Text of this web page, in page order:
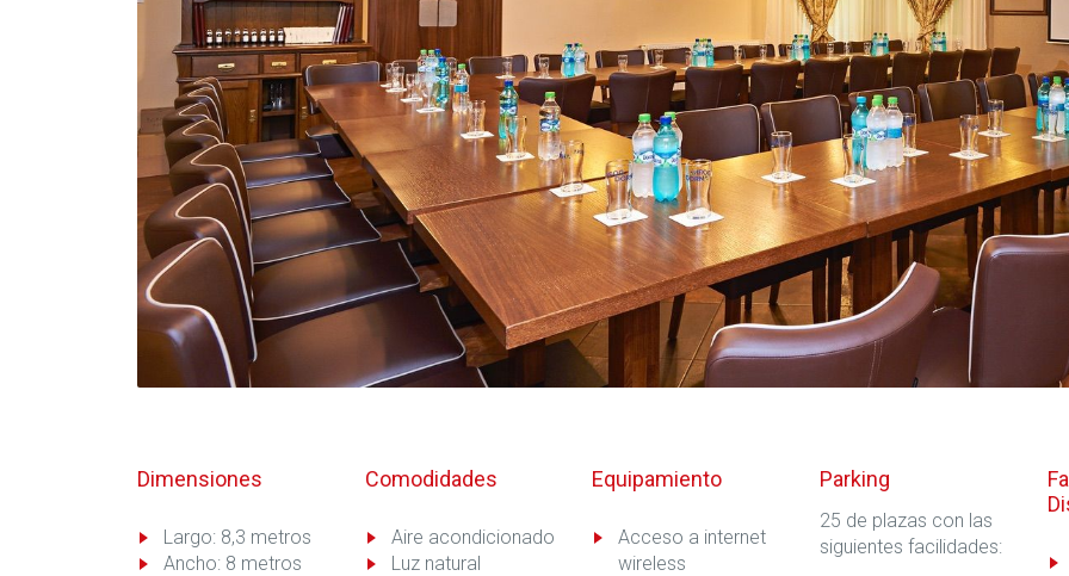
Dimensiones
Largo: 8,3 metros
Ancho: 8 metros
Comodidades
Aire acondicionado
Luz natural
Equipamiento
Acceso a internet
wireless
Parking
25 de plazas con las
siguientes facilidades: